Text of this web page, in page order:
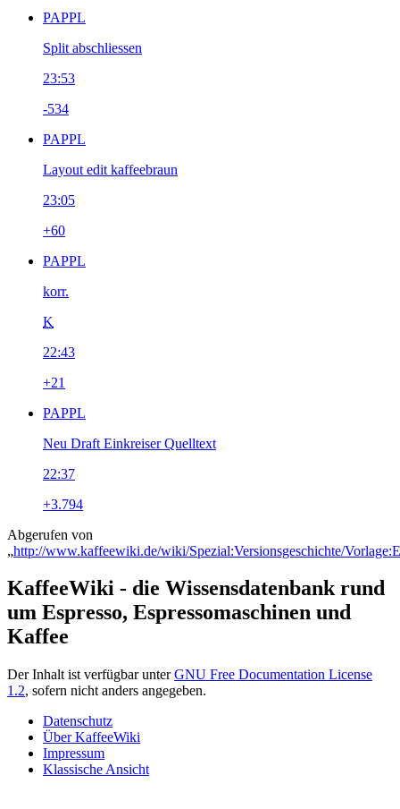
PAPPL
Split abschliessen
23:53
-534
PAPPL
Layout edit kaffeebraun
23:05
+60
PAPPL
korr.
K
22:43
+21
PAPPL
Neu Draft Einkreiser Quelltext
22:37
+3.794
Abgerufen von
„http://www.kaffeewiki.de/wiki/Spezial:Versionsgeschichte/
KaffeeWiki - die Wissensdatenbank rund
um Espresso, Espressomaschinen und
Kaffee
Der Inhalt ist verfügbar unterGNU Free Documentation License
1.2, sofern nicht anders angegeben.
Datenschutz
Über KaffeeWiki
Impressum
Klassische Ansicht